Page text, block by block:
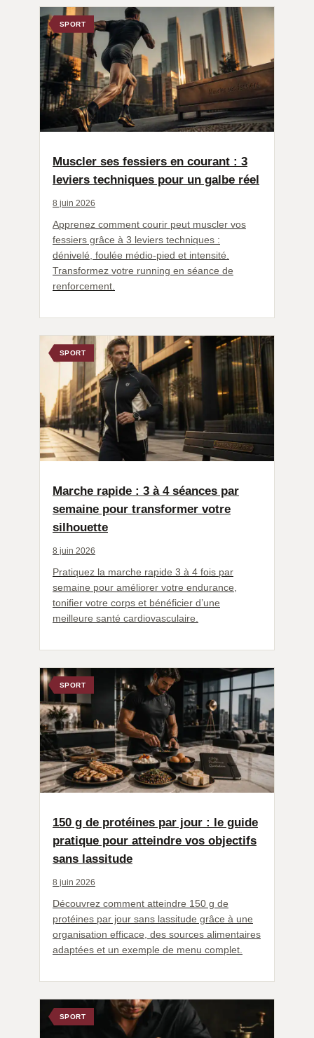
SPORT
Muscler ses fessiers en courant : 3
leviers techniques pour un galbe réel
8 juin 2026
Apprenez comment courir peut muscler vos
fessiers grâce à 3 leviers techniques :
dénivelé, foulée médio-pied et intensité.
Transformez votre running en séance de
renforcement.
SPORT
Marche rapide : 3 à 4 séances par
semaine pour transformer votre
silhouette
8 juin 2026
Pratiquez la marche rapide 3 à 4 fois par
semaine pour améliorer votre endurance,
tonifier votre corps et bénéficier d’une
meilleure santé cardiovasculaire.
SPORT
150 g de protéines par jour : le guide
pratique pour atteindre vos objectifs
sans lassitude
8 juin 2026
Découvrez comment atteindre 150 g de
protéines par jour sans lassitude grâce à une
organisation efficace, des sources alimentaires
adaptées et un exemple de menu complet.
SPORT